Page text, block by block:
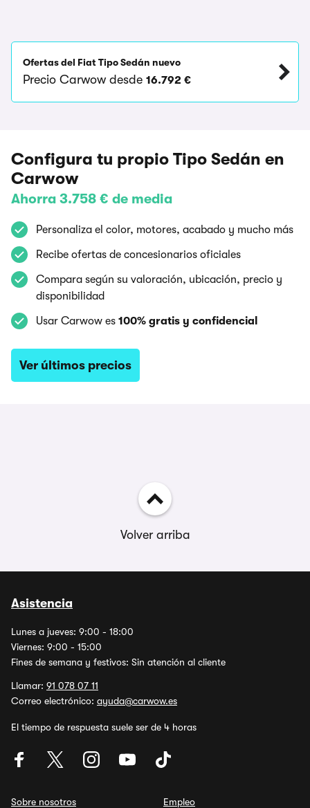
Ofertas del Fiat Tipo Sedán nuevo
Precio Carwow desde 16.792 €
Configura tu propio Tipo Sedán en
Carwow
Ahorra 3.758 € de media
Personaliza el color, motores, acabado y mucho más
Recibe ofertas de concesionarios oficiales
Compara según su valoración, ubicación, precio y
disponibilidad
Usar Carwow es 100% gratis y confidencial
Ver últimos precios
Volver arriba
Asistencia
Lunes a jueves: 9:00 - 18:00
Viernes: 9:00 - 15:00
Fines de semana y festivos: Sin atención al cliente
Llamar: 91 078 07 11
Correo electrónico: ayuda@carwow.es
El tiempo de respuesta suele ser de 4 horas
Sobre nosotros
Empleo